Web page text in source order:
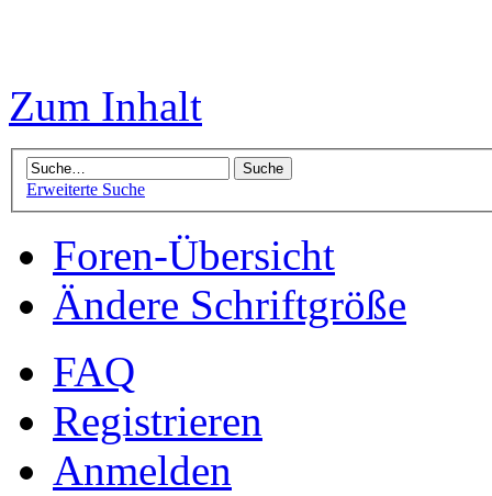
Zum Inhalt
Erweiterte Suche
Foren-Übersicht
Ändere Schriftgröße
FAQ
Registrieren
Anmelden